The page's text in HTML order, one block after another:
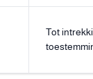
Tot